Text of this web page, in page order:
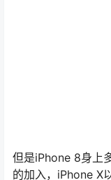
但是iPhone 8身上
的加入，iPhone X